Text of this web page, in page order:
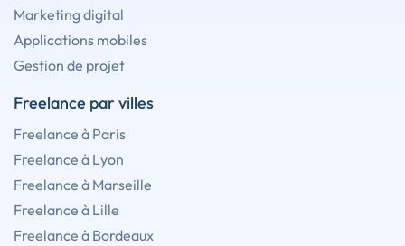
Marketing digital
Applications mobiles
Gestion de projet
Freelance par villes
Freelance à Paris
Freelance à Lyon
Freelance à Marseille
Freelance à Lille
Freelance à Bordeaux